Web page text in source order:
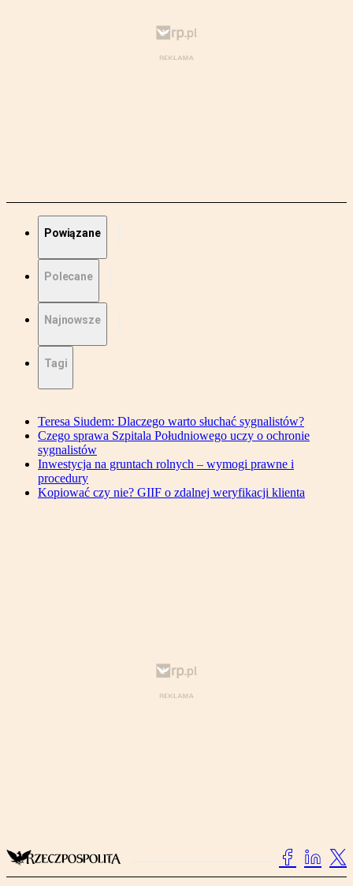
Powiązane
Polecane
Najnowsze
Tagi
Teresa Siudem: Dlaczego warto słuchać sygnalistów?
Czego sprawa Szpitala Południowego uczy o ochronie
sygnalistów
Inwestycja na gruntach rolnych – wymogi prawne i
procedury
Kopiować czy nie? GIIF o zdalnej weryfikacji klienta